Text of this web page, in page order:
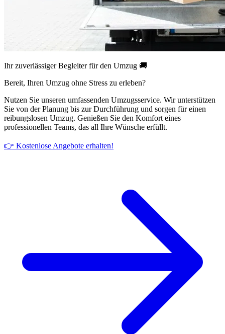
Ihr zuverlässiger Begleiter für den Umzug 🚚
Bereit, Ihren Umzug ohne Stress zu erleben?
Nutzen Sie unseren umfassenden Umzugsservice. Wir unterstützen
Sie von der Planung bis zur Durchführung und sorgen für einen
reibungslosen Umzug. Genießen Sie den Komfort eines
professionellen Teams, das all Ihre Wünsche erfüllt.
👉 Kostenlose Angebote erhalten!